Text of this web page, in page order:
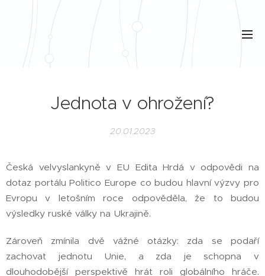
Jednota v ohrožení?
20.01.2023
Česká velvyslankyně v EU Edita Hrdá v odpovědi na
dotaz portálu Politico Europe co budou hlavní výzvy pro
Evropu v letošním roce odpověděla, že to budou
výsledky ruské války na Ukrajině.
Zároveň zmínila dvě vážné otázky: zda se podaří
zachovat jednotu Unie, a zda je schopna v
dlouhodobější perspektivě hrát roli globálního hráče.